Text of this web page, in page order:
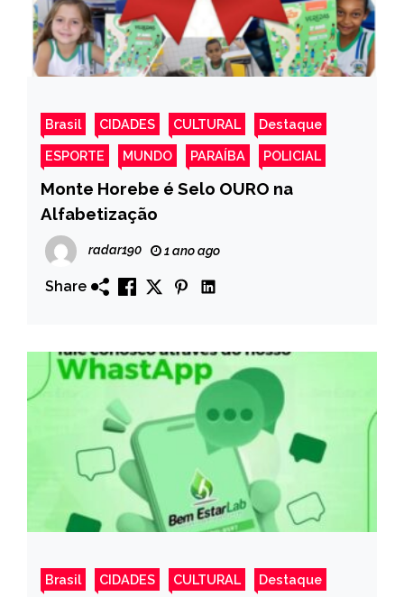
Brasil CIDADES CULTURAL Destaque
ESPORTE MUNDO PARAÍBA POLICIAL
Monte Horebe é Selo OURO na
Alfabetização
radar190 1 ano ago
Share
Brasil CIDADES CULTURAL Destaque